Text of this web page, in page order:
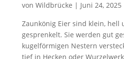
von Wildbrücke | Juni 24, 2025
Zaunkönig Eier sind klein, hell
gesprenkelt. Sie werden gut
kugelförmigen Nestern
tief in Hecken oder